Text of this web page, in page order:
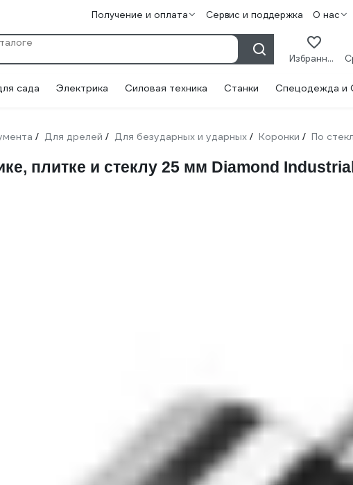
Получение и оплата Сервис и поддержка О нас
Избранное
сада Электрика Силовая техника Станки Спецодежда и
/ Для дрелей / Для безударных и ударных / Коронки / По
плитке и стеклу 25 мм Diamond